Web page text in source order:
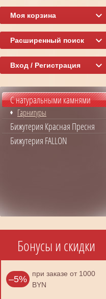
Моя корзина
Расширенный поиск
Вход / Регистрация
С натуральными камнями
Гарнитуры
Бижутерия Красная Пресня
Бижутерия FALLON
Бонусы и скидки
–5%
при заказе от 1000
BYN